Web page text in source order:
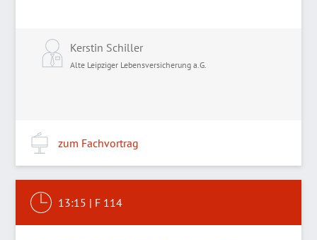
Kerstin Schiller
Alte Leipziger Lebensversicherung a.G.
zum Fachvortrag
13:15 | F 114